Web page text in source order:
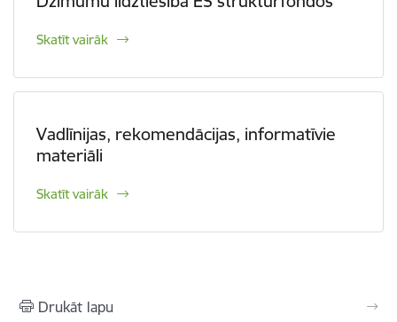
Skatīt vairāk
Vadlīnijas, rekomendācijas, informatīvie
materiāli
Skatīt vairāk
Drukāt lapu